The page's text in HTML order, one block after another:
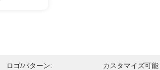
ロゴ/パターン: カスタマイズ可能